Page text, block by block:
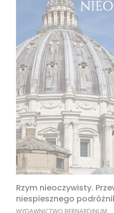
Rzym nieoczywisty.
niespiesznego
nieoczywiste w Rzymie,
PRODUCENT